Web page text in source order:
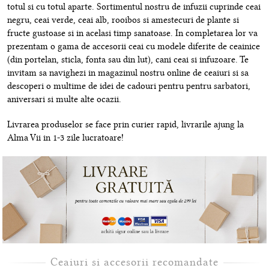
totul si cu totul aparte. Sortimentul nostru de infuzii cuprinde ceai
negru, ceai verde, ceai alb, rooibos si amestecuri de plante si
fructe gustoase si in acelasi timp sanatoase. In completarea lor va
prezentam o gama de accesorii ceai cu modele diferite de ceainice
(din portelan, sticla, fonta sau din lut), cani ceai si infuzoare. Te
invitam sa navighezi in magazinul nostru online de ceaiuri si sa
descoperi o multime de idei de cadouri pentru pentru sarbatori,
aniversari si multe alte ocazii.
Livrarea produselor se face prin curier rapid, livrarile ajung la
Alma Vii in 1-3 zile lucratoare!
Ceaiuri si accesorii recomandate